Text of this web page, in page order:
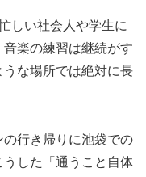
しい社会人や学生に
楽の練習は継続がす
な場所では絶対に長
行き帰りに池袋での
した「通うこと自体